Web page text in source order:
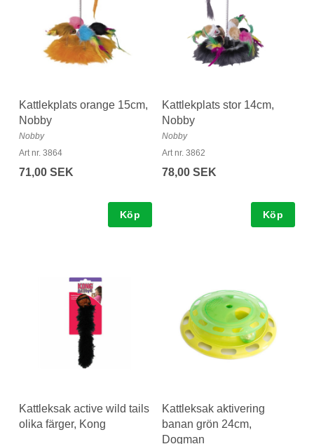
Kattlekplats orange 15cm,
Nobby
Nobby
Art nr. 3864
71,00 SEK
Köp
Kattlekplats stor 14cm,
Nobby
Nobby
Art nr. 3862
78,00 SEK
Köp
Kattleksak active wild tails
olika färger, Kong
Kattleksak aktivering
banan grön 24cm,
Dogman